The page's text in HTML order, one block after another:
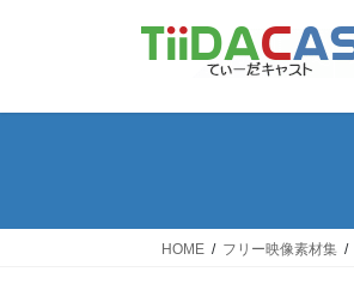
HOME フリー映像素材集